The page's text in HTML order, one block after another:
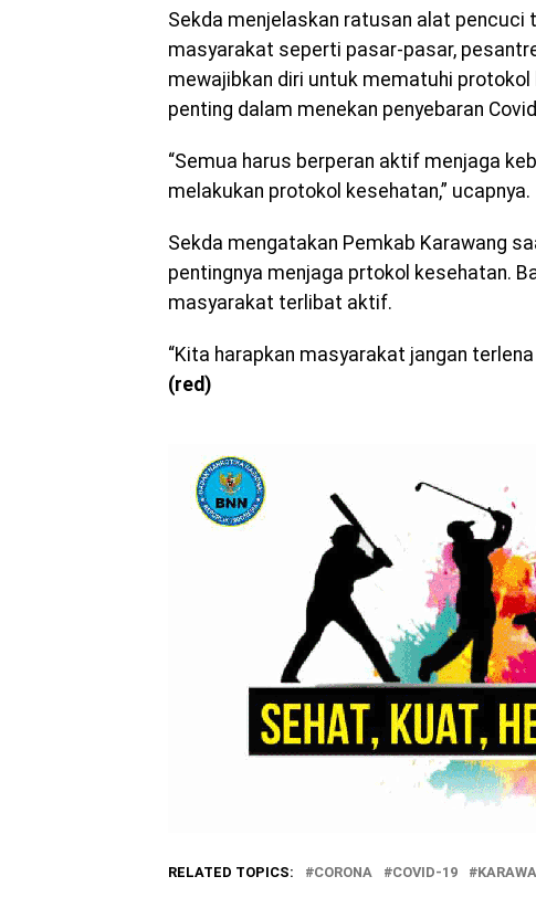
Sekda menjelaskan ratusan alat
masyarakat seperti pasar-pasar,
mewajibkan diri untuk mematuhi
penting dalam menekan penyebaran
“Semua harus berperan aktif menjaga
melakukan protokol kesehatan,” ucapnya.
Sekda mengatakan Pemkab Karawang
pentingnya menjaga prtokol kesehatan.
masyarakat terlibat aktif.
“Kita harapkan masyarakat jangan
(red)
RELATED TOPICS: CORONA COVID-19